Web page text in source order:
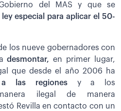
del MAS y que se
especial para aplicar el 50-
los nueve gobernadores con
adesmontar, en primer lugar,
que desde el año 2006 ha
a las regionesy a los
ilegal de manera
Revilla en contacto con un